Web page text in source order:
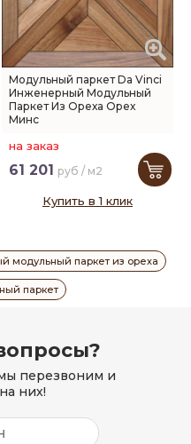
Модульный паркет Da Vinci
Инженерный Модульный
Паркет Из Ореха Орех
Минс
на заказ
61 201 руб / м2
Купить в 1 клик
модульный паркет из ореха
паркет
перезвоним и
них!